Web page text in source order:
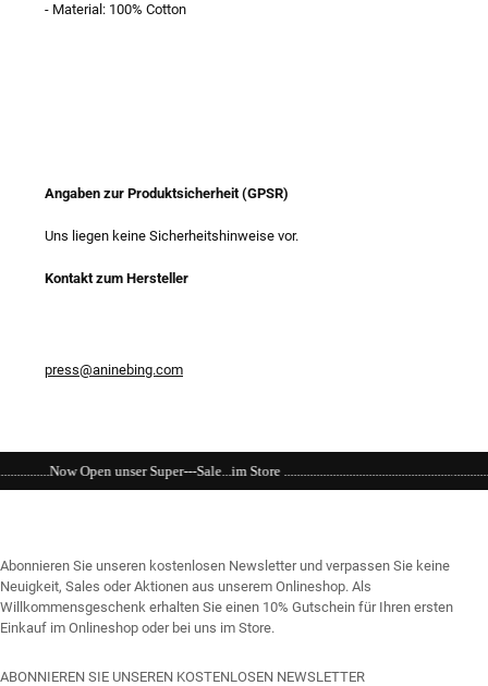
- Material: 100% Cotton
Angaben zur Produktsicherheit (GPSR)
Uns liegen keine Sicherheitshinweise vor.
Kontakt zum Hersteller
press@aninebing.com
Super---Sale...im Store
Abonnieren Sie unseren kostenlosen Newsletter und verpassen Sie keine
Neuigkeit, Sales oder Aktionen aus unserem Onlineshop. Als
Willkommensgeschenk erhalten Sie einen 10% Gutschein für Ihren ersten
Einkauf im Onlineshop oder bei uns im Store.
ABONNIEREN SIE UNSEREN KOSTENLOSEN NEWSLETTER